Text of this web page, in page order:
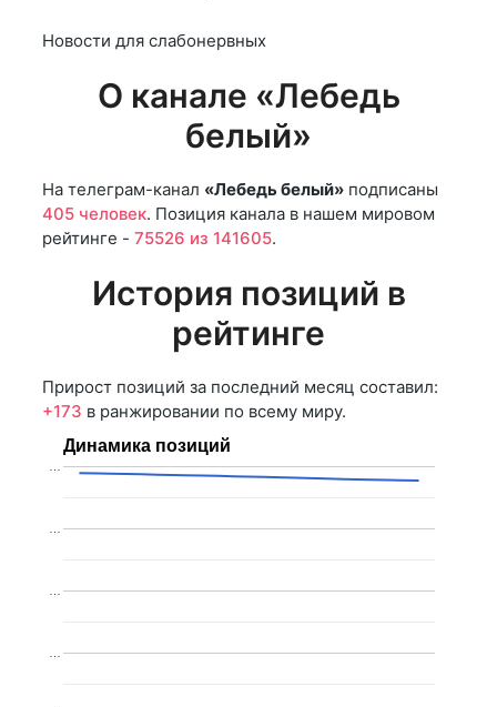
Новости для слабонервных
О канале «Лебедь
белый»
На телеграм-канал «Лебедь белый» подписаны
405 человек. Позиция канала в нашем мировом
рейтинге - 75526 из 141605.
История позиций в
рейтинге
Прирост позиций за последний месяц составил:
+173 в ранжировании по всему миру.
Динамика позиций
…
…
…
…